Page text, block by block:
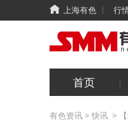
上海有色 行
首页
有色资讯> 快讯 >